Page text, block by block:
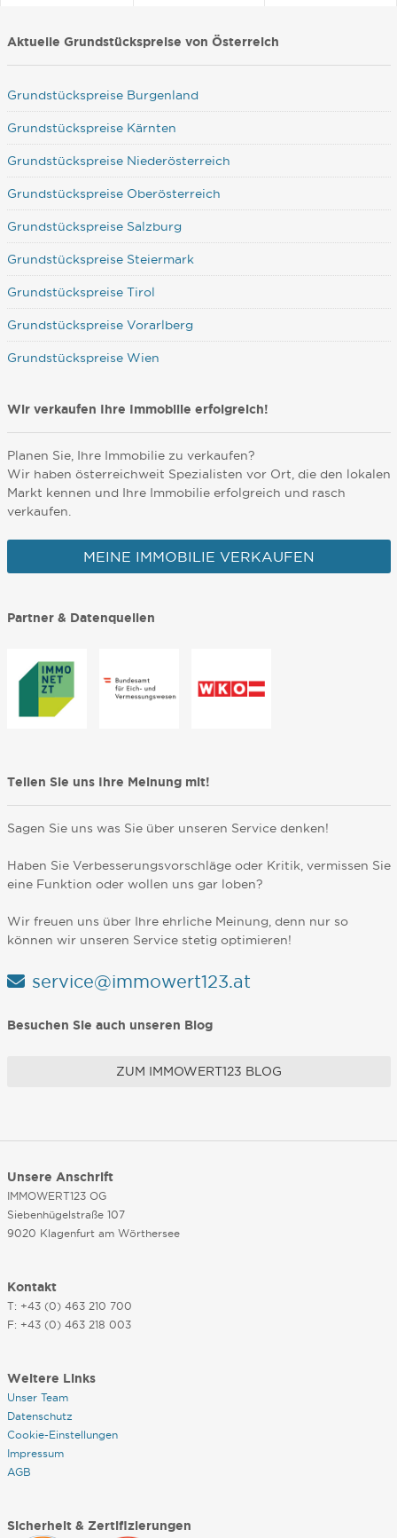
Aktuelle Grundstückspreise von Österreich
Grundstückspreise Burgenland
Grundstückspreise Kärnten
Grundstückspreise Niederösterreich
Grundstückspreise Oberösterreich
Grundstückspreise Salzburg
Grundstückspreise Steiermark
Grundstückspreise Tirol
Grundstückspreise Vorarlberg
Grundstückspreise Wien
Wir verkaufen Ihre Immobilie erfolgreich!
Planen Sie, Ihre Immobilie zu verkaufen?
Wir haben österreichweit Spezialisten vor Ort, die den lokalen
Markt kennen und Ihre Immobilie erfolgreich und rasch
verkaufen.
MEINE IMMOBILIE VERKAUFEN
Partner & Datenquellen
Teilen Sie uns Ihre Meinung mit!
Sagen Sie uns was Sie über unseren Service denken!
Haben Sie Verbesserungsvorschläge oder Kritik, vermissen Sie
eine Funktion oder wollen uns gar loben?
Wir freuen uns über Ihre ehrliche Meinung, denn nur so
können wir unseren Service stetig optimieren!
service@immowert123.at
Besuchen Sie auch unseren Blog
ZUM IMMOWERT123 BLOG
Unsere Anschrift
IMMOWERT123 OG
Siebenhügelstraße 107
9020 Klagenfurt am Wörthersee
Kontakt
T: +43 (0) 463 210 700
F: +43 (0) 463 218 003
Weitere Links
Unser Team
Datenschutz
Cookie-Einstellungen
Impressum
AGB
Sicherheit & Zertifizierungen